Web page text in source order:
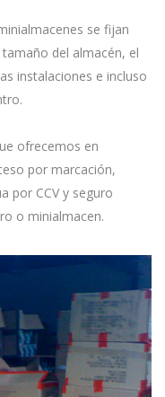
se fijan
del almacén, el
instalaciones e incluso
ofrecemos en
por marcación,
por CCV y seguro
o minialmacen.